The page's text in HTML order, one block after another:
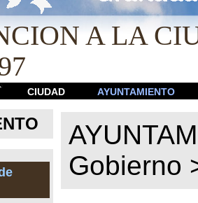
A LA
CIUDAD AYUNTAMIENTO
Gobierno